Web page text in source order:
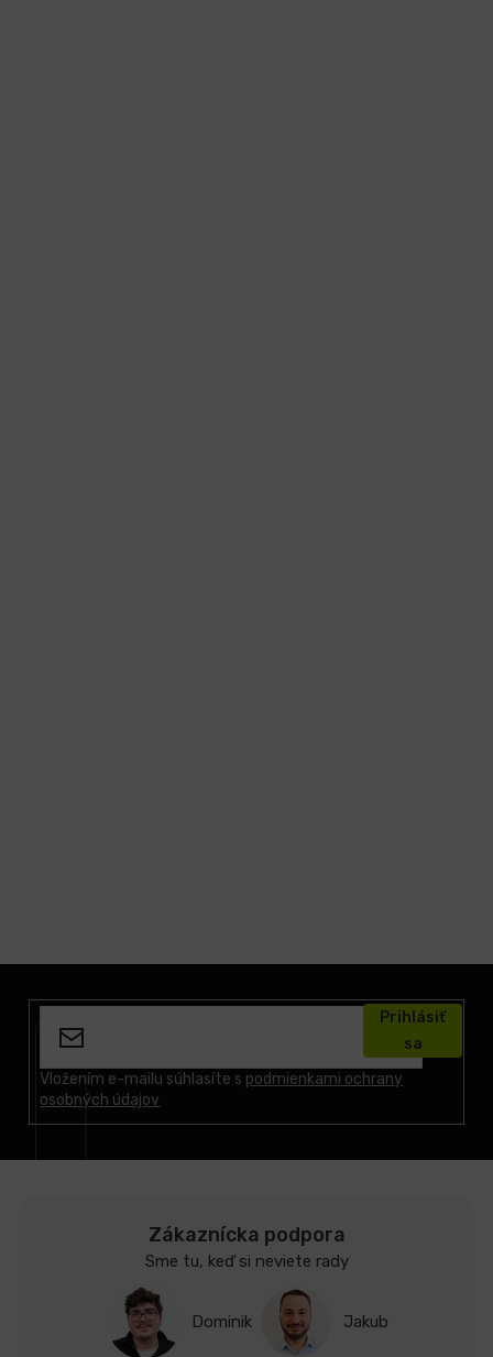
Vložením e-mailu súhlasíte s podmienkami ochrany
osobných údajov
Prihlásiť
sa
Zákaznícka podpora
Sme tu, keď si neviete rady
Dominik Jakub